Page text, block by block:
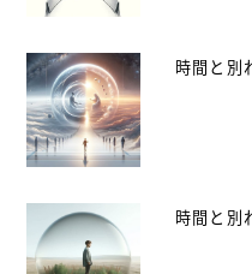
時間と別
時間と別